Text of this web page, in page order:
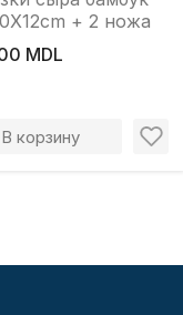
+ 2 ножа
MDL
В корзину